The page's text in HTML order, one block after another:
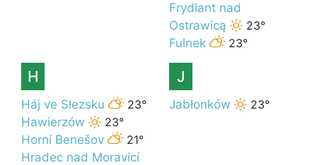
Frydlant nad
Ostrawicą
23°
Fulnek
23°
H
Háj ve Slezsku
23°
Hawierzów
23°
Horní Benešov
21°
Hradec nad Moravicí
J
Jabłonków 23°